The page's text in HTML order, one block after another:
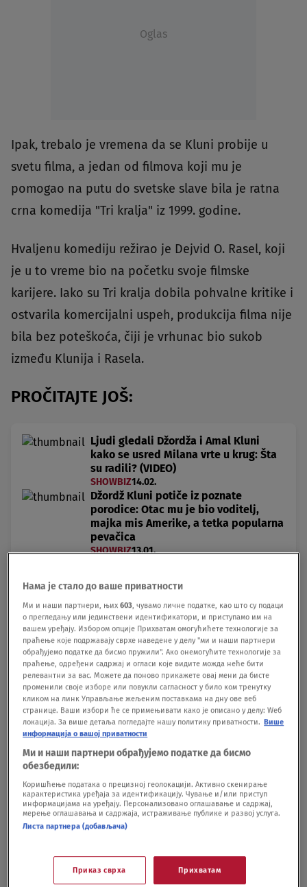
Oglas
Ipak, trebalo je vremena da se Kluni probije u
svetu filma, a jedan od filmova koji mu je
pomogao na putu do svetske slave bila je ratna
crna komedija "Tri kralja" iz 1999. godine.
Hvaljenu komediju režirao je Dejvid O. Rasel, koji
je u to vreme bio na početku svoje filmske
karijere. Iako su Tri kralja dobila pohvalne kritike i
ostvarila komercijalni uspeh, produkcija filma nije
bila bez poteškoća, čiji je vrhunac bio sukob
između Klunija i Rasela.
PROČITAJTE JOŠ:
Ljudi gledali Džordža i Amal Kluni
kako se usred Milana vrte u krug: Šta
su radili? (VIDEO)
SHOWBIZ14.02.
Džordž Kluni potiče iz poznate
porodice: Otac mu je bio voditelj,
majka mis Amerike, a tetka popularna
pevačica
SHOWBIZ13.01.
Prema pisanju "Kolajdera", snimanje "Tri kralja" je
od samog početka bilo prožeto poteškoćama.
Osim što je Vorner Bros smanjio budžet filma,
scenarista Džon Ridli, koji je studiju prodao
scenario pod nazivom "Ratni plen", kasnije se
žalio da ga Rasel nije uključio u produkciju.
Naime, Vorner Bros je dao Raselu scenario za
"Ratni plen", a reditelj ga je potom koristio kao
inspiraciju dok je pisao Tri kralja, bez konsultacija
sa Ridlijem. Oba scenarija imaju kao početnu
tačku pljačku postavljenu tokom Zalivskog rata, ali
Rasel tvrdi da nikada nije pročitao Ridlijev
scenario. Ali Ridli je na kraju uspeo da se izbori za
Нама је стало до ваше приватности
Ми и наши партнери, њих603, чувамо личне податке, као што су подаци
о прегледању или јединствени идентификатори, и приступамо им на
вашем уређају. Избором опције Прихватам омогућићете технологије за
праћење које подржавају сврхе наведене у делу "ми и наши партнери
обрађујемо податке да бисмо пружили". Ако онемогућите технологије за
праћење, одређени садржај и огласи које видите можда неће бити
релевантни за вас. Можете да поново прикажете овај мени да бисте
променили своје изборе или повукли сагласност у било ком тренутку
кликом на линк Управљање жељеним поставкама на дну ове веб
странице. Ваши избори ће се примењивати како је описано у делу: Wеб
локација. За више детаља погледајте нашу политику приватности. Више
информација о вашој приватности
Ми и наши партнери обрађујемо податке да бисмо
обезбедили:
Коришћење података о прецизној геолокацији. Активно скенирање
карактеристика уређаја за идентификацију. Чување и/или приступ
информацијама на уређају. Персонализовано оглашавање и садржај,
мерење оглашавања и садржаја, истраживање публике и развој услуга.
Листа партнера (добављача)
Приказ сврха Прихватам